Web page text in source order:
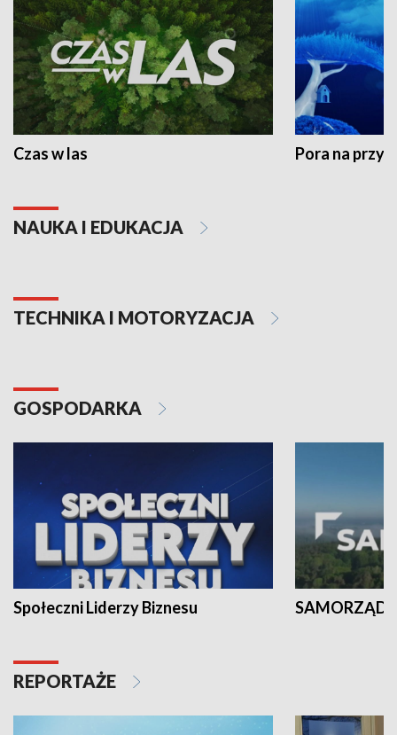
Czas w las Pora na
NAUKA I EDUKACJA
TECHNIKA I MOTORYZACJA
GOSPODARKA
Społeczni Liderzy Biznesu SAMORZĄD
REPORTAŻE